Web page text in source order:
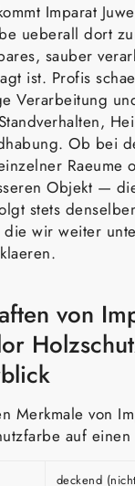
Imparat
ueberall dort
sauber
ist. Profis
Verarbeitung
Ob bei
Raeume
Objekt —
stets
wir weiter
von
Merkmale von
auf einen
deckend